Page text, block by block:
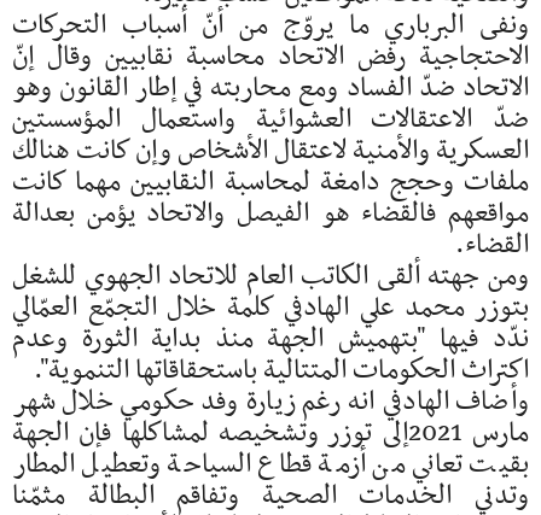
ونفى البرباري ما يروّج من أنّ أسباب التحركات
الاحتجاجية رفض الاتحاد محاسبة نقابيين وقال إنّ
الاتحاد ضدّ الفساد ومع محاربته في إطار القانون وهو
ضدّ الاعتقالات العشوائية واستعمال المؤسستين
العسكرية والأمنية لاعتقال الأشخاص وإن كانت هنالك
ملفات وحجج دامغة لمحاسبة النقابيين مهما كانت
مواقعهم فالقضاء هو الفيصل والاتحاد يؤمن بعدالة
القضاء.
ومن جهته ألقى الكاتب العام للاتحاد الجهوي للشغل
بتوزر محمد علي الهادفي كلمة خلال التجمّع العمّالي
ندّد فيها "بتهميش الجهة منذ بداية الثورة وعدم
اكتراث الحكومات المتتالية باستحقاقاتها التنموية".
وأضاف الهادفي انه رغم زيارة وفد حكومي خلال شهر
مارس 2021إلى توزر وتشخيصه لمشاكلها فإن الجهة
بقيت تعاني من أزمة قطاع السياحة وتعطيل المطار
وتدني الخدمات الصحية وتفاقم البطالة مثمّنا